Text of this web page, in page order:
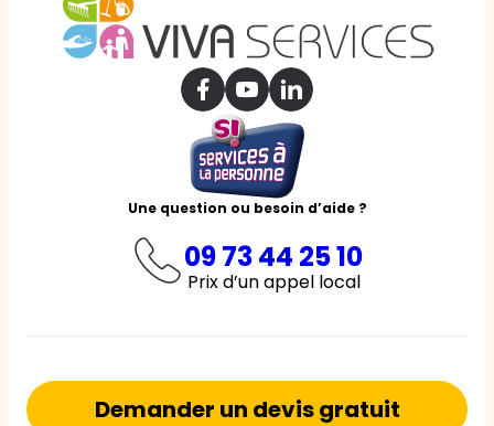
Une question ou besoin d’aide ?
09 73 44 25 10
Prix d’un appel local
Demander un devis gratuit